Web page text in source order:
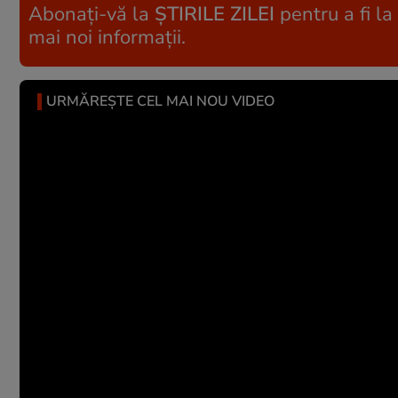
Abonați-vă la ȘTIRILE ZILEI pentru a fi la
mai noi informații.
URMĂREȘTE CEL MAI NOU VIDEO